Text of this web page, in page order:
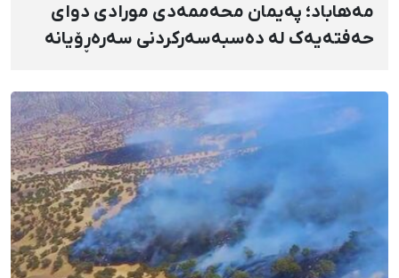
مەهاباد؛ پەیمان محەممەدی مورادی دوای
حەفتەیەک لە دەسبەسەرکردنی سەرەڕۆیانە